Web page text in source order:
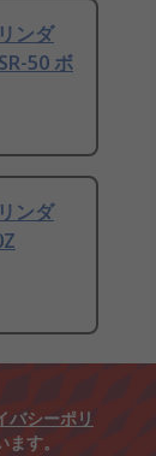
ンダ
50 ボ
ンダ
バシーポリ
す。